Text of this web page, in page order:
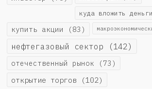
куда вложить деньги
купить акции (83)
нефтегазовый сектор (142)
отечественный рынок (73)
открытие торгов (102)